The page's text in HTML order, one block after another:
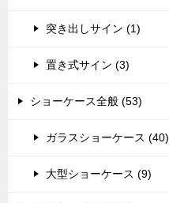
突き出しサイン (1)
置き式サイン (3)
ショーケース全般 (53)
ガラスショーケース (40)
大型ショーケース (9)